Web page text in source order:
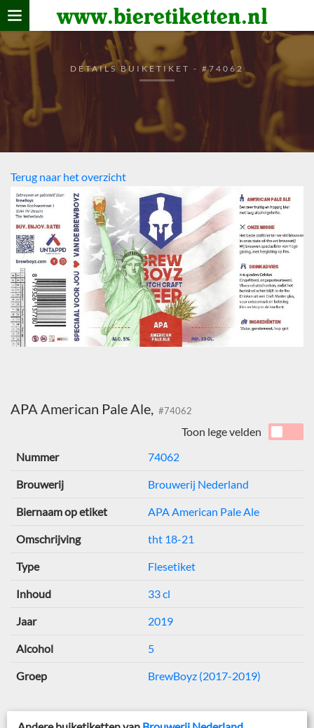
www.bieretiketten.nl
Home
verzamelen
De bierkaart
Bezoekers
DETAILS BUIKETIKET - #74062
Terug naar het overzicht
APA American Pale Ale, #74062
Toon lege velden
Nummer
74062
Brouwerij Brouwerij Nederland
Biernaam op etiket APA American Pale Ale
Omschrijving tht 18-21
Type Flesetiket
Inhoud 33 cl
Jaar 2019
Alcohol 5
Groep BrewBoyz (2017-2019)